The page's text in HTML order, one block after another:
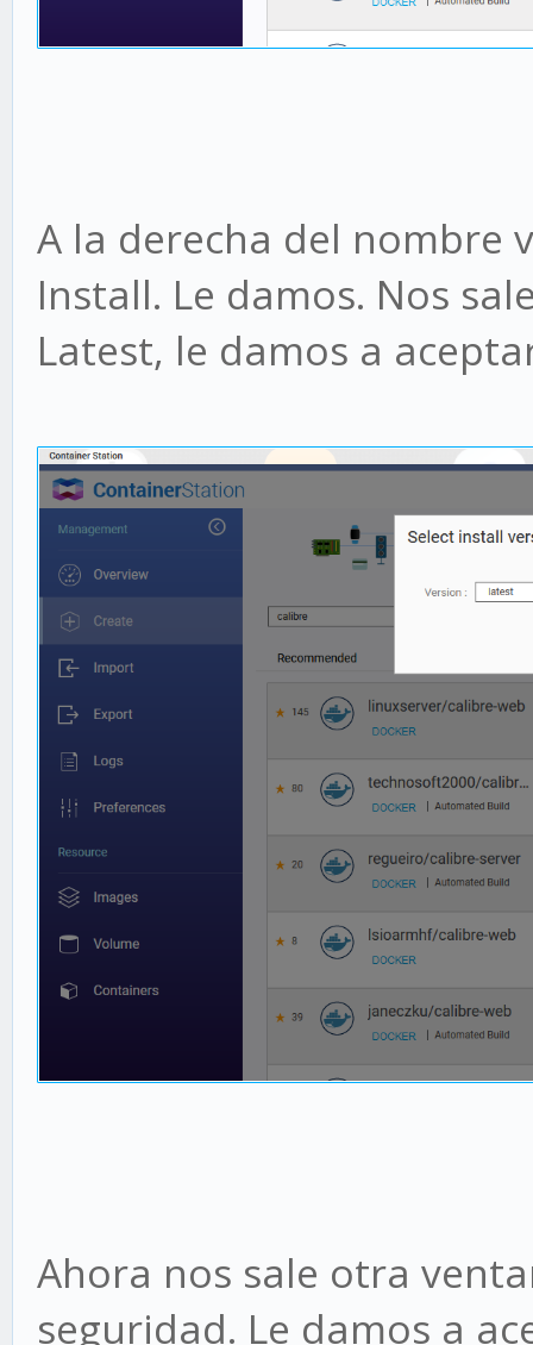
A la derecha del nombre
Install. Le damos. Nos
Latest, le damos a
Ahora nos sale otra
seguridad. Le damos a